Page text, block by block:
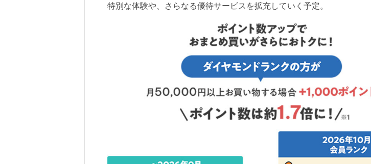
特別な体験や、さらなる優待サービスを拡充していく予定。